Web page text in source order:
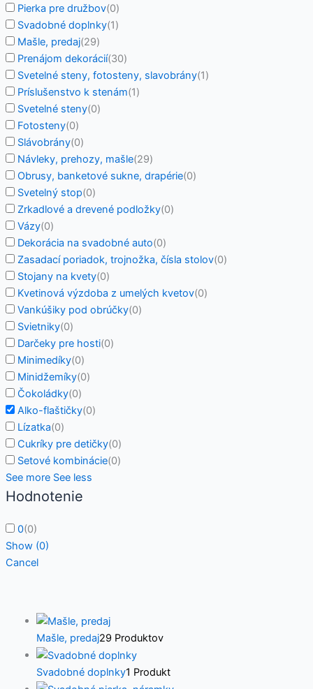
Pierka pre družbov(0)
Svadobné doplnky(1)
Mašle, predaj(29)
Prenájom dekorácií(30)
Svetelné steny, fotosteny, slavobrány(1)
Príslušenstvo k stenám(1)
Svetelné steny(0)
Fotosteny(0)
Slávobrány(0)
Návleky, prehozy, mašle(29)
Obrusy, banketové sukne, drapérie(0)
Svetelný stop(0)
Zrkadlové a drevené podložky(0)
Vázy(0)
Dekorácia na svadobné auto(0)
Zasadací poriadok, trojnožka, čísla stolov(0)
Stojany na kvety(0)
Kvetinová výzdoba z umelých kvetov(0)
Vankúšiky pod obrúčky(0)
Svietniky(0)
Darčeky pre hosti(0)
Minimedíky(0)
Minidžemíky(0)
Čokoládky(0)
Alko-flaštičky(0)
Lízatka(0)
Cukríky pre detičky(0)
Setové kombinácie(0)
See more See less
Hodnotenie
0(0)
Show (0)
Cancel
Mašle, predaj29 Produktov
Svadobné doplnky1 Produkt